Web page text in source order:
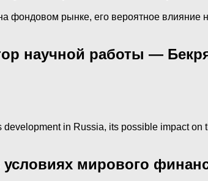
фондовом рынке, его вероятное влияние
научной работы —
in Russia, its possible impact on
мирового